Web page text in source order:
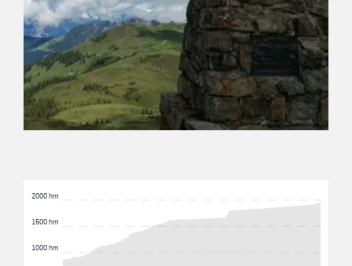
1000 hm
1500 hm
2000 hm